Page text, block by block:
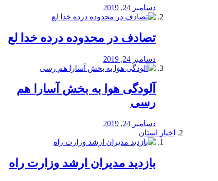
دسامبر 24, 2019
تصادف در محدوده درده خدا لع
دسامبر 24, 2019
آلودگی هوا به بخش آسارا هم
رسی
دسامبر 24, 2019
اخبار استان
بازدید مدیران ارشد وزارت راه